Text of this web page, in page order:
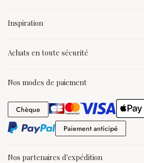
Inspiration
Achats en toute sécurité
Nos modes de paiement
Chèque Chèque
Paiement anticipé
Nos partenaires d'expédition